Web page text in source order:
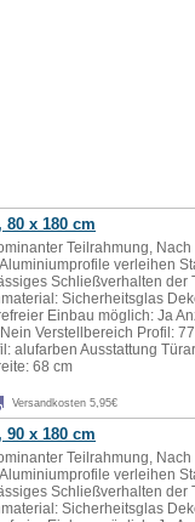
x 180 cm
Teilrahmung,
verleihen
Schließverhalten der
Sicherheitsglas
Einbau möglich: Ja
Verstellbereich Profil:
alufarben Ausstattung
68 cm
Versandkosten 5,95€
x 180 cm
Teilrahmung,
verleihen
Schließverhalten der
Sicherheitsglas